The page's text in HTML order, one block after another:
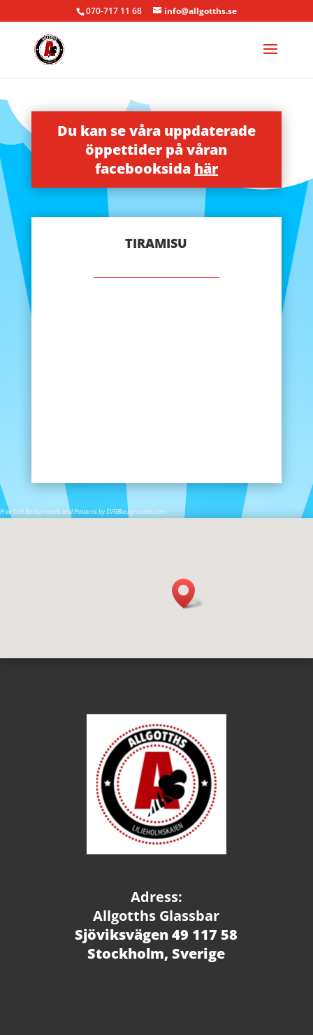
070-717 11 68 info@allgotths.se
Du kan se våra uppdaterade
öppettider på våran
facebooksida här
TIRAMISU
Free SVG Backgrounds and Patterns by SVGBackgrounds.com
Adress:
Allgotths Glassbar
Sjöviksvägen 49 117 58
Stockholm, Sverige